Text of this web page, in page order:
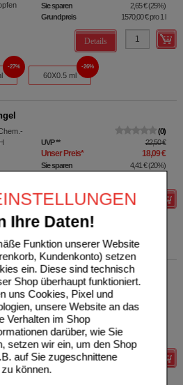
Ihre Daten!
Funktion unserer Website
Kundenkonto) setzen
ein. Diese sind technisch
Shop überhaupt funktioniert.
uns Cookies, Pixel und
unsere Website an das
Verhalten im Shop
darüber, wie Sie
setzen wir ein, um den Shop
auf Sie zugeschnittene
können.
Sie sparen 2,65 €(25%)
Grundpreis
1570,00 €pro 1 l
Details
27%
60X0.5 ml
26%
0
UVP** 22,50 €
Unser Preis* 18,09 €
Sie sparen 4,41 €(20%)
Details
24%
Unser Preis*
Sie sparen
Grundpreis
Details